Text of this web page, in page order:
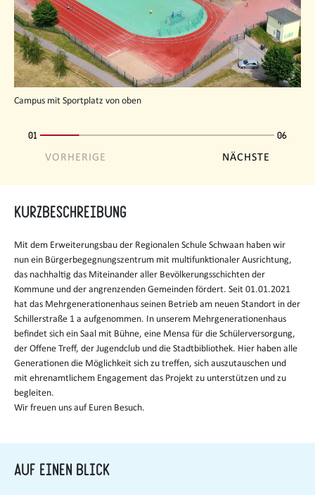
Campus mit Sportplatz von oben
01 06
VORHERIGE NÄCHSTE
Kurzbeschreibung
Mit dem Erweiterungsbau der Regionalen Schule Schwaan haben wir
nun ein Bürgerbegegnungszentrum mit multifunktionaler Ausrichtung,
das nachhaltig das Miteinander aller Bevölkerungsschichten der
Kommune und der angrenzenden Gemeinden fördert. Seit 01.01.2021
hat das Mehrgenerationenhaus seinen Betrieb am neuen Standort in der
Schillerstraße 1 a aufgenommen. In unserem Mehrgenerationenhaus
befindet sich ein Saal mit Bühne, eine Mensa für die Schülerversorgung,
der Offene Treff, der Jugendclub und die Stadtbibliothek. Hier haben alle
Generationen die Möglichkeit sich zu treffen, sich auszutauschen und
mit ehrenamtlichem Engagement das Projekt zu unterstützen und zu
begleiten.
Wir freuen uns auf Euren Besuch.
Auf einen Blick